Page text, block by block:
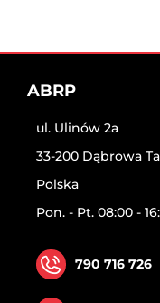
ABRP
ul. Ulinów 2a
33-200 Dąbrowa
Polska
Pon. - Pt. 08:00 -
790 716 726